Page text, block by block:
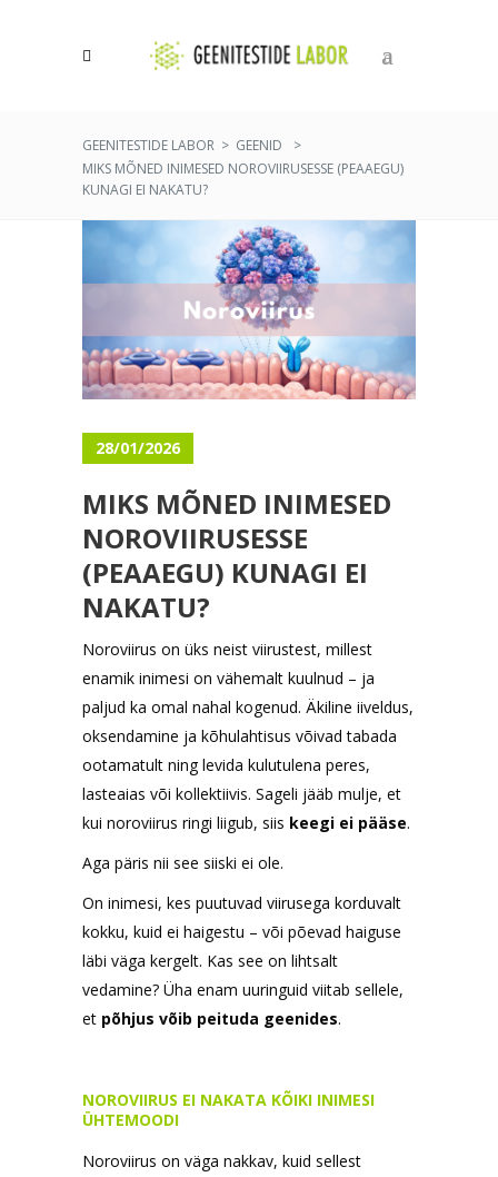
0
GEENITESTIDE LABOR > GEENID
>
MIKS MÕNED INIMESED NOROVIIRUSESSE (PEAAEGU)
KUNAGI EI NAKATU?
28/01/2026
MIKS MÕNED INIMESED
NOROVIIRUSESSE
(PEAAEGU) KUNAGI EI
NAKATU?
Noroviirus on üks neist viirustest, millest
enamik inimesi on vähemalt kuulnud – ja
paljud ka omal nahal kogenud. Äkiline iiveldus,
oksendamine ja kõhulahtisus võivad tabada
ootamatult ning levida kulutulena peres,
lasteaias või kollektiivis. Sageli jääb mulje, et
kui noroviirus ringi liigub, siis keegi ei pääse.
Aga päris nii see siiski ei ole.
On inimesi, kes puutuvad viirusega korduvalt
kokku, kuid ei haigestu – või põevad haiguse
läbi väga kergelt. Kas see on lihtsalt
vedamine? Üha enam uuringuid viitab sellele,
et põhjus võib peituda geenides.
NOROVIIRUS EI NAKATA KÕIKI INIMESI
ÜHTEMOODI
Noroviirus on väga nakkav, kuid sellest